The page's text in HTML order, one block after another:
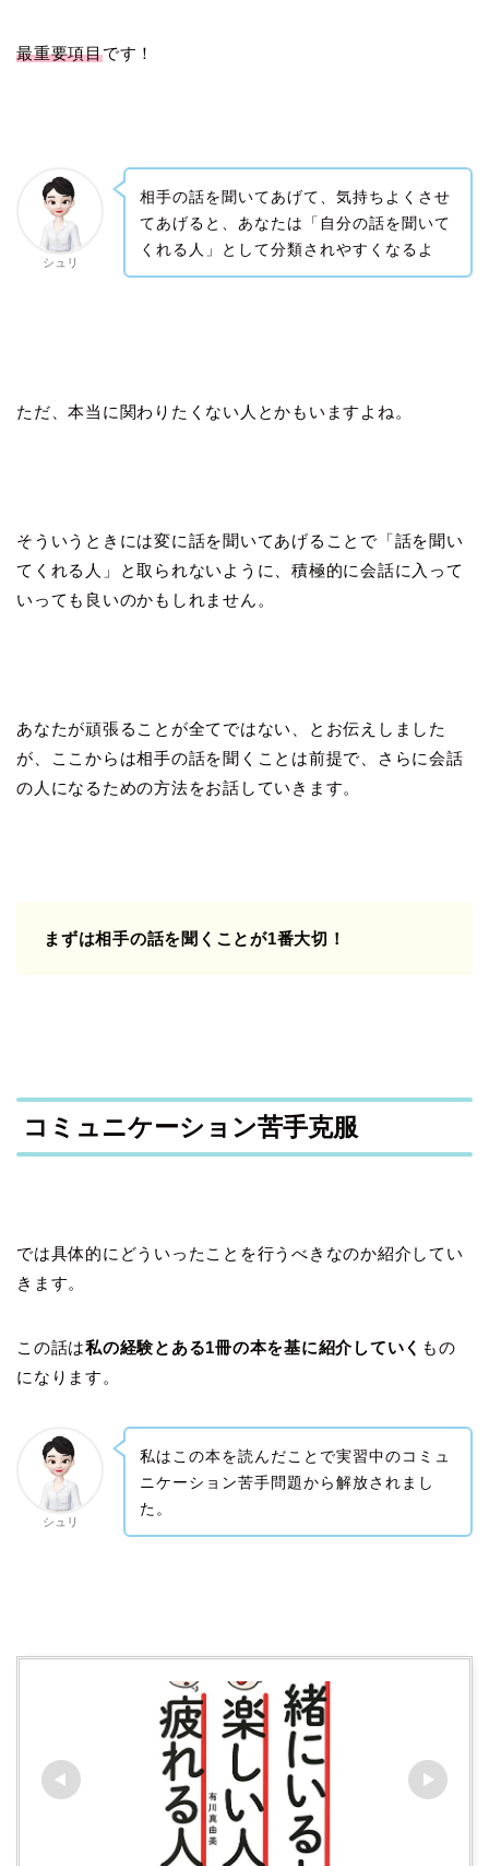
最重要項目です！
シュリ
相手の話を聞いてあげて、気持ちよくさせ
てあげると、あなたは「自分の話を聞いて
くれる人」として分類されやすくなるよ
ただ、本当に関わりたくない人とかもいますよね。
そういうときには変に話を聞いてあげることで「話を聞い
てくれる人」と取られないように、積極的に会話に入って
いっても良いのかもしれません。
あなたが頑張ることが全てではない、とお伝えしました
が、ここからは相手の話を聞くことは前提で、さらに会話
の人になるための方法をお話していきます。
まずは相手の話を聞くことが1番大切！
コミュニケーション苦手克服
では具体的にどういったことを行うべきなのか紹介してい
きます。
この話は私の経験とある1冊の本を基に紹介していく もの
になります。
シュリ
私はこの本を読んだことで実習中のコミュ
ニケーション苦手問題から解放されまし
た。